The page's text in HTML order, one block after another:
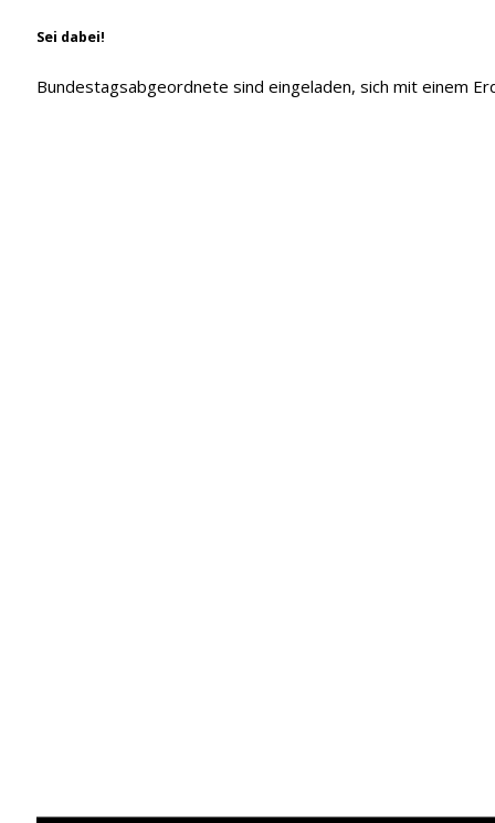
Sei dabei!
Bundestagsabgeordnete sind eingeladen, sich mit einem